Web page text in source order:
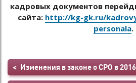
кадровых документов
сайта: http://kg-gk.ru/
personala.
Изменения в законе о СРО в